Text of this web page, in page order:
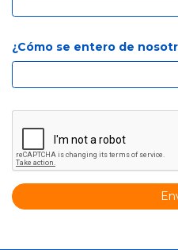
¿Cómo se entero de